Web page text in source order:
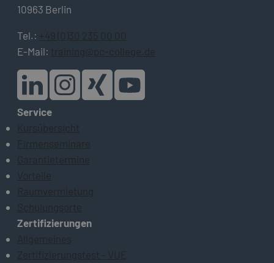
10963 Berlin
Tel.: +49 (0)30 235 00 00
E-Mail: training@pc-college.de
Service
Kursübersicht
Firmenseminare
Garantietermine
Vorteile
Raumvermietung
Schulungsorte
Zertifizierungen
Allgemeines
Zertifizierungstest - VUE